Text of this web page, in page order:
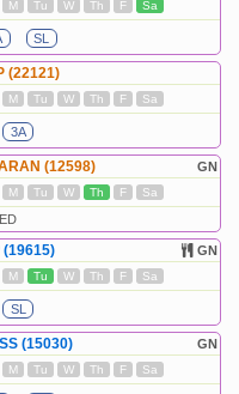
M Tu W Th F Sa
SL
(22121)
M Tu W Th F Sa
3A
GN
(12598)
M Tu W Th F Sa
GN
(19615)
M Tu W Th F Sa
SL
GN
(15030)
M Tu W Th F Sa